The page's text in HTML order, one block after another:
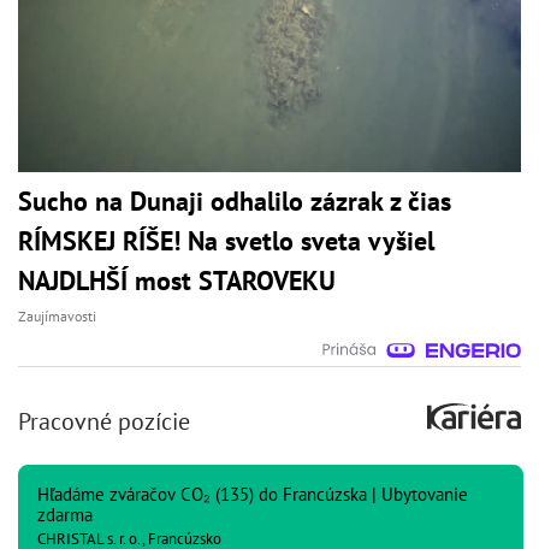
Sucho na Dunaji odhalilo zázrak z čias
RÍMSKEJ RÍŠE! Na svetlo sveta vyšiel
NAJDLHŠÍ most STAROVEKU
Zaujímavosti
Pracovné pozície
Hľadáme zváračov CO₂ (135) do Francúzska | Ubytovanie
zdarma
CHRISTAL s. r. o., Francúzsko